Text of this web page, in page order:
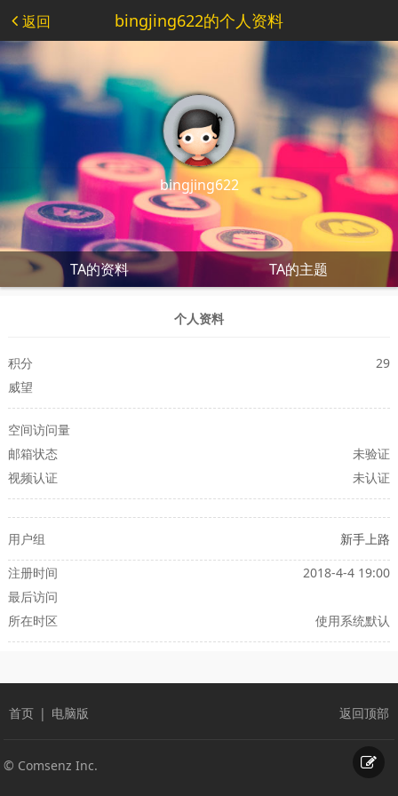
返回 bingjing622的个人资料
bingjing622
TA的资料 TA的主题
个人资料
积分
29
威望
空间访问量
邮箱状态
未验证
视频认证
未认证
用户组
新手上路
注册时间
2018-4-4 19:00
最后访问
所在时区
使用系统默认
首页 | 电脑版 返回顶部
© Comsenz Inc.